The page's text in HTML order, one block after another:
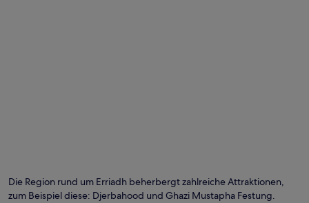
Die Region rund um Erriadh beherbergt zahlreiche Attraktionen,
zum Beispiel diese: Djerbahood und Ghazi Mustapha Festung.